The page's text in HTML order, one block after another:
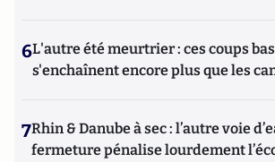
6L'autre été meurtrier : ces coups
s'enchaînent encore plus que les
7Rhin & Danube à sec : l’autre voie
fermeture pénalise lourdement